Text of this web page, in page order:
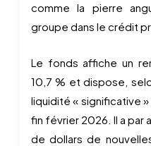
comme la pierre
groupe dans le crédit
Le fonds affiche un
10,7 % et dispose,
liquidité « significative
fin février 2026. Il a par
de dollars de